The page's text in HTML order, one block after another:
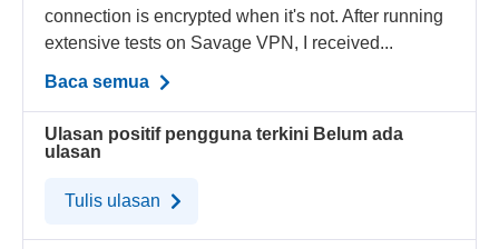
connection is encrypted when it's not. After running
extensive tests on Savage VPN, I received...
Baca semua
Ulasan positif pengguna terkini Belum ada
ulasan
Tulis ulasan